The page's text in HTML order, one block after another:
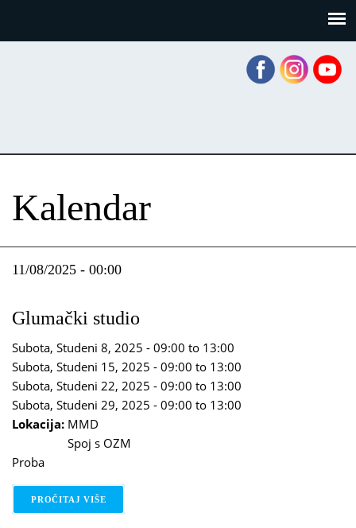
Kalendar
11/08/2025 - 00:00
Glumački studio
Subota, Studeni 8, 2025 - 09:00 to 13:00
Subota, Studeni 15, 2025 - 09:00 to 13:00
Subota, Studeni 22, 2025 - 09:00 to 13:00
Subota, Studeni 29, 2025 - 09:00 to 13:00
Lokacija: MMD
Spoj s OZM
Proba
PROČITAJ VIŠE